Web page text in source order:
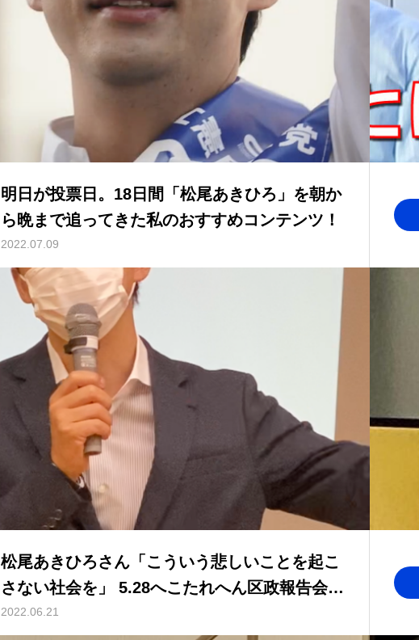
明日が投票日。18日間「松尾あきひろ」を朝か
ら晩まで追ってきた私のおすすめコンテンツ！
2022.07.09
松尾あきひろさん「こういう悲しいことを起こ
さない社会を」 5.28へこたれへん区政報告会
(5)
2022.06.21